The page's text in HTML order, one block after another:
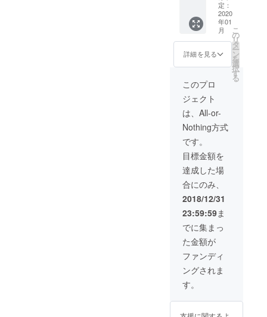
定：
2020
年01
月
詳細を見る
こ
の
リ
タ
ー
ン
を
選
択
す
る
このプロ
ジェクト
は、All-or-
Nothing方式
です。
目標金額を
達成した場
合にのみ、
2018/12/31
23:59:59ま
でに集まっ
た金額が
ファンディ
ングされま
す。